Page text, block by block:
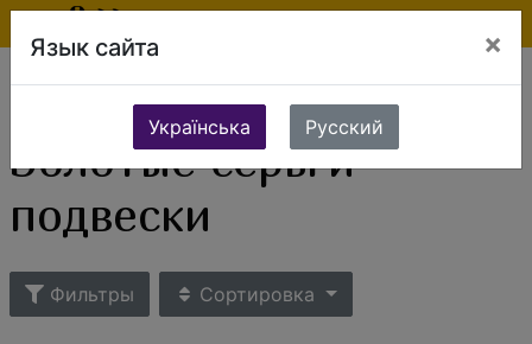
Ювелирные изделия Золотые изделия
Золотые серьги
Золотые серьги-
подвески
Фильтры Сортировка
Язык сайта ×
Українська Русский